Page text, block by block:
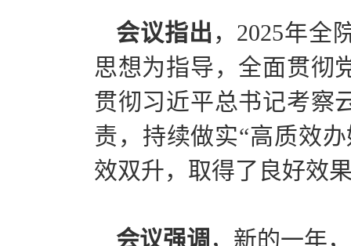
会议指出 ，2025年全
思想为指导，全面贯彻
贯彻习近平总书记考察
责，持续做实“高质效
效双升，取得了良好效
会议强调 ，新的一年